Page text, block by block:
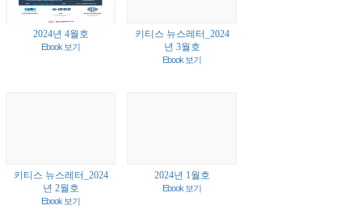
2024년 4월호
Ebook 보기
키티스 뉴스레터_2024
년 3월호
Ebook 보기
키티스 뉴스레터_2024
년 2월호
Ebook 보기
2024년 1월호
Ebook 보기